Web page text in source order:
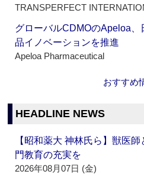
TRANSPERFECT
グローバルCDMOのApeloa
品イノベーションを推進
Apeloa Pharmaceutical
おすすめ
HEADLINE NEWS
【昭和薬大 神林氏ら】獣医
門教育の充実を
2026年08月07日 (金)